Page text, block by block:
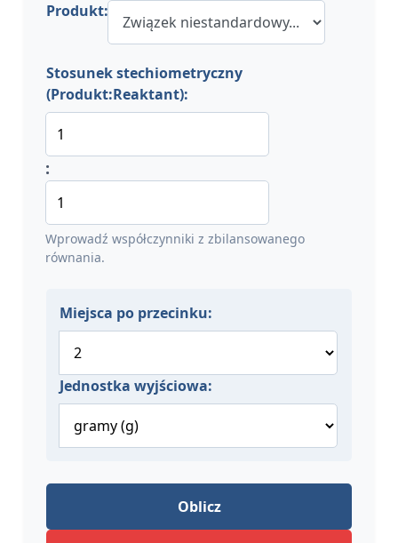
Produkt:
Stosunek stechiometryczny
(Produkt:Reaktant):
:
Wprowadź współczynniki z zbilansowanego
równania.
Miejsca po przecinku:
Jednostka wyjściowa:
Oblicz